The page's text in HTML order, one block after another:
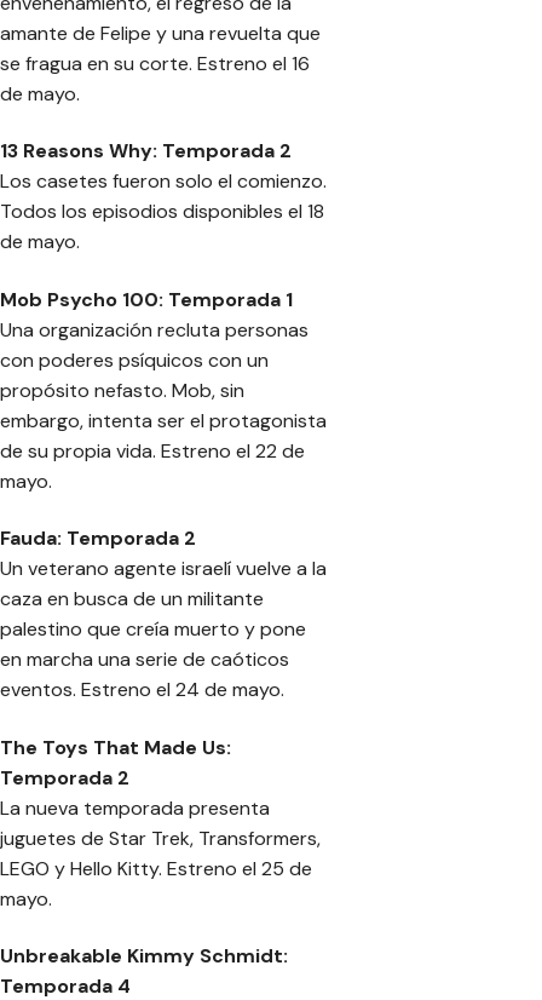
amante de Felipe y una revuelta que
se fragua en su corte. Estreno el 16
de mayo.
13 Reasons Why: Temporada 2
Los casetes fueron solo el comienzo.
Todos los episodios disponibles el 18
de mayo.
Mob Psycho 100: Temporada 1
Una organización recluta personas
con poderes psíquicos con un
propósito nefasto. Mob, sin
embargo, intenta ser el protagonista
de su propia vida. Estreno el 22 de
mayo.
Fauda: Temporada 2
Un veterano agente israelí vuelve a la
caza en busca de un militante
palestino que creía muerto y pone
en marcha una serie de caóticos
eventos. Estreno el 24 de mayo.
The Toys That Made Us:
Temporada 2
La nueva temporada presenta
juguetes de Star Trek, Transformers,
LEGO y Hello Kitty. Estreno el 25 de
mayo.
Unbreakable Kimmy Schmidt:
Temporada 4